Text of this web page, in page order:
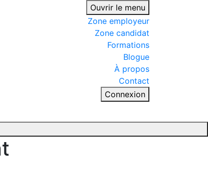
Ouvrir le menu
Zone employeur
Zone candidat
Formations
Blogue
À propos
Contact
Connexion